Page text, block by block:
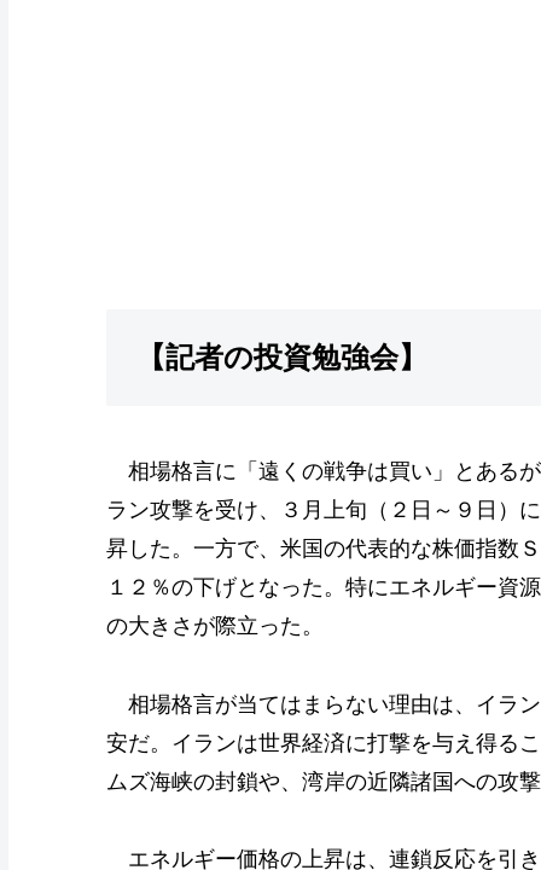
【記者の投資勉強会】
相場格言に「遠くの戦争は買い」とある
ラン攻撃を受け、３月上旬（２日～９日）
昇した。一方で、米国の代表的な株価指数
１２％の下げとなった。特にエネルギー資
の大きさが際立った。
相場格言が当てはまらない理由は、イラ
安だ。イランは世界経済に打撃を与え得る
ムズ海峡の封鎖や、湾岸の近隣諸国への攻
エネルギー価格の上昇は、連鎖反応を引